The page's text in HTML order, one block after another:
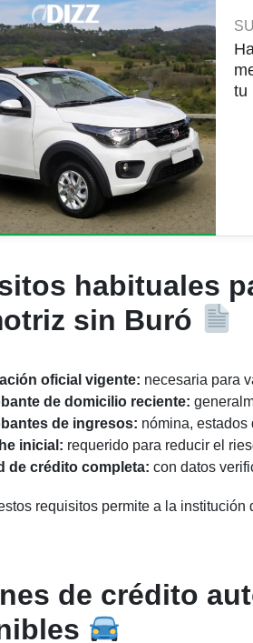
tu
habituales
sin Buró
oficial vigente: necesaria para
de domicilio reciente:
de ingresos: nómina, estados
inicial: requerido para reducir el
de crédito completa: con datos
requisitos permite a la institución
de crédito